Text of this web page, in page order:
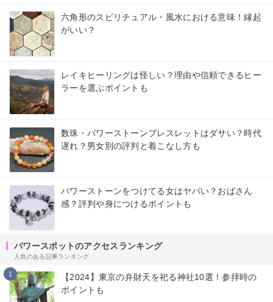
六角形のスピリチュアル・風水における意味！縁起
がいい？
レイキヒーリングは怪しい？理由や信頼できるヒー
ラーを選ぶポイントも
数珠・パワーストーンブレスレットはダサい？時代
遅れ？男女別の評判と着こなし方も
パワーストーンをつけてる女はヤバい？おばさん
感？評判や身につけるポイントも
パワースポットのアクセスランキング
人気のある記事ランキング
1
【2024】東京の弁財天を祀る神社10選！参拝時の
ポイントも